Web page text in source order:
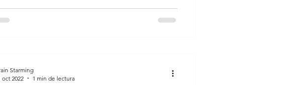
Starming
oct 2022
1 min de lectura